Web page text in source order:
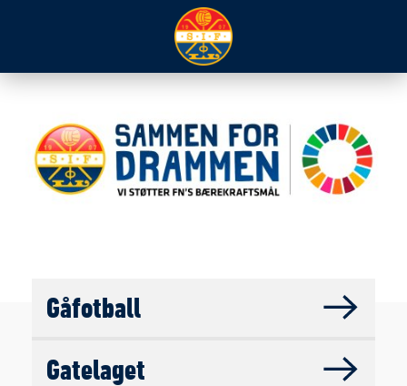
Gåfotball
Gatelaget